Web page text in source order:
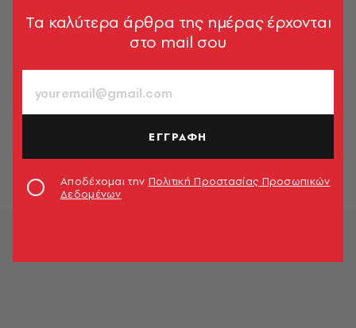
δημοσιοποιήσει το συμβόλαιο με την
ΑΘΛΗΤΙΣΜΟΣ
Αντετοκούνμπο: Ελπίζω τα εγγόνια
μου να μου φτιάξουν άγαλμα
Newsroom
Tα καλύτερα άρθρα της ημέρας έρχονται
στο mail σου
ΕΓΓΡΑΦΗ
Αποδέχομαι την Πολιτική Προστασίας Προσωπικών
Δεδομένων